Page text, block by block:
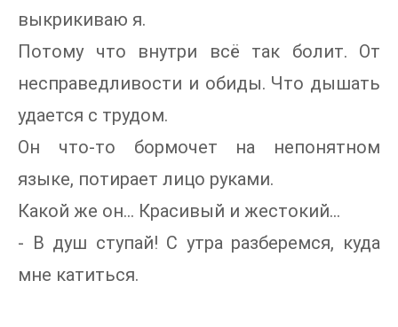
выкрикиваю я.
Потому что внутри всё так болит. От
несправедливости и обиды. Что дышать
удается с трудом.
Он что-то бормочет на непонятном
языке, потирает лицо руками.
Какой же он... Красивый и жестокий...
- В душ ступай! С утра разберемся, куда
мне катиться.